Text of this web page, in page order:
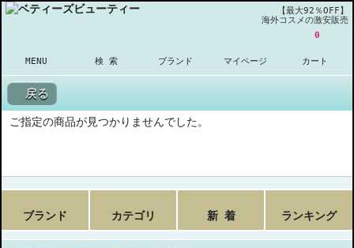
【最大92％OFF】
海外コスメの激安販売
MENU 検 索 ブランド マイページ
0
カート
戻る
ご指定の商品が見つかりませんでした。
ブランド カテゴリ 新 着 ランキング